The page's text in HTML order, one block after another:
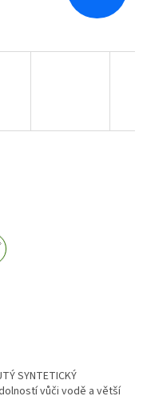
SYNTETICKÝ
vůči vodě a větší